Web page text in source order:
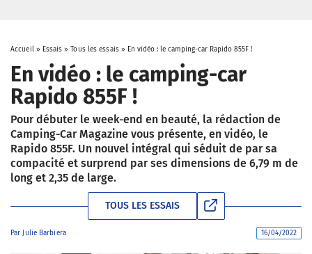
Accueil» Essais »Tous les essais» En vidéo : le camping-car Rapido 855F !
En vidéo : le camping-car
Rapido 855F !
Pour débuter le week-end en beauté, la rédaction de
Camping-Car Magazine vous présente, en vidéo, le
Rapido 855F. Un nouvel intégral qui séduit de par sa
compacité et surprend par ses dimensions de 6,79 m de
long et 2,35 de large.
TOUS LES ESSAIS
Par Julie Barbiera 16/04/2022